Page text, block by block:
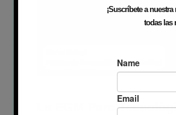
La EGM Parc
¡Suscríbete a
todas las